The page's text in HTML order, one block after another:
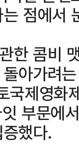
점에서
한 콤비
아가려
제영화
부문에
했다.